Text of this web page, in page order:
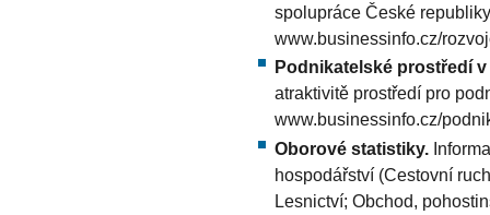
spolupráce České
www.businessinfo.cz/
Podnikatelské prostředí
atraktivitě prostředí pro
www.businessinfo.cz/
Oborové statistiky.
hospodářství (Cestovní
Lesnictví; Obchod,